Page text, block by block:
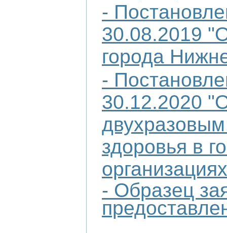
-
30.08.2019 "
города
-
30.12.2020
здоровья в
- Образец